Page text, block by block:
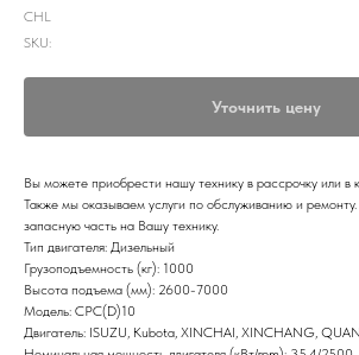
CHL
SKU:
Уточнить цену
Вы можете приобрести нашу технику в рассрочку или в
Также мы оказываем услуги по обслуживанию и
запасную часть на Вашу технику.
Тип двигателя: Дизельный
Грузоподъемность (кг): 1000
Высота подъема (мм): 2600-7000
Модель: CPC(D)10
Двигатель: ISUZU, Kubota, XINCHAI, XINCHANG,